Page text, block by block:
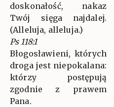
doskonałość, nakaz
Twój sięga najdalej.
(Alleluja, alleluja.)
Ps 118:1
Błogosławieni, których
droga jest niepokalana:
którzy postępują
zgodnie z prawem
Pana.